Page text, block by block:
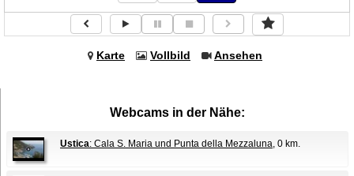
Karte Vollbild Ansehen
Webcams in der Nähe:
Ustica: Cala S. Maria und Punta della Mezzaluna , 0 km.